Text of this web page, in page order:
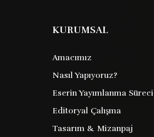
Sabırsız Yürek
Stefan Zweig
KURUMSAL
Amacımız
Nasıl Yapıyoruz?
Eserin Yayımlanma Süreci
Editoryal Çalışma
Tasarım & Mizanpaj